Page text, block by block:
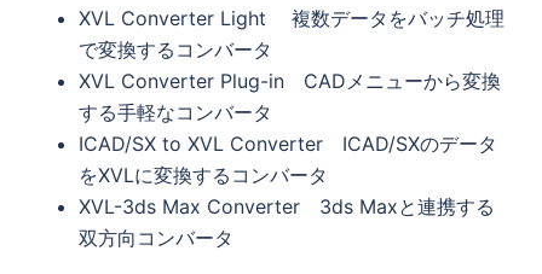
XVL Converter Light 複数データをバッチ処理
で変換するコンバータ
XVL Converter Plug-in CADメニューから変換
する手軽なコンバータ
ICAD/SX to XVL Converter ICAD/SXのデータ
をXVLに変換するコンバータ
XVL-3ds Max Converter 3ds Maxと連携する
双方向コンバータ